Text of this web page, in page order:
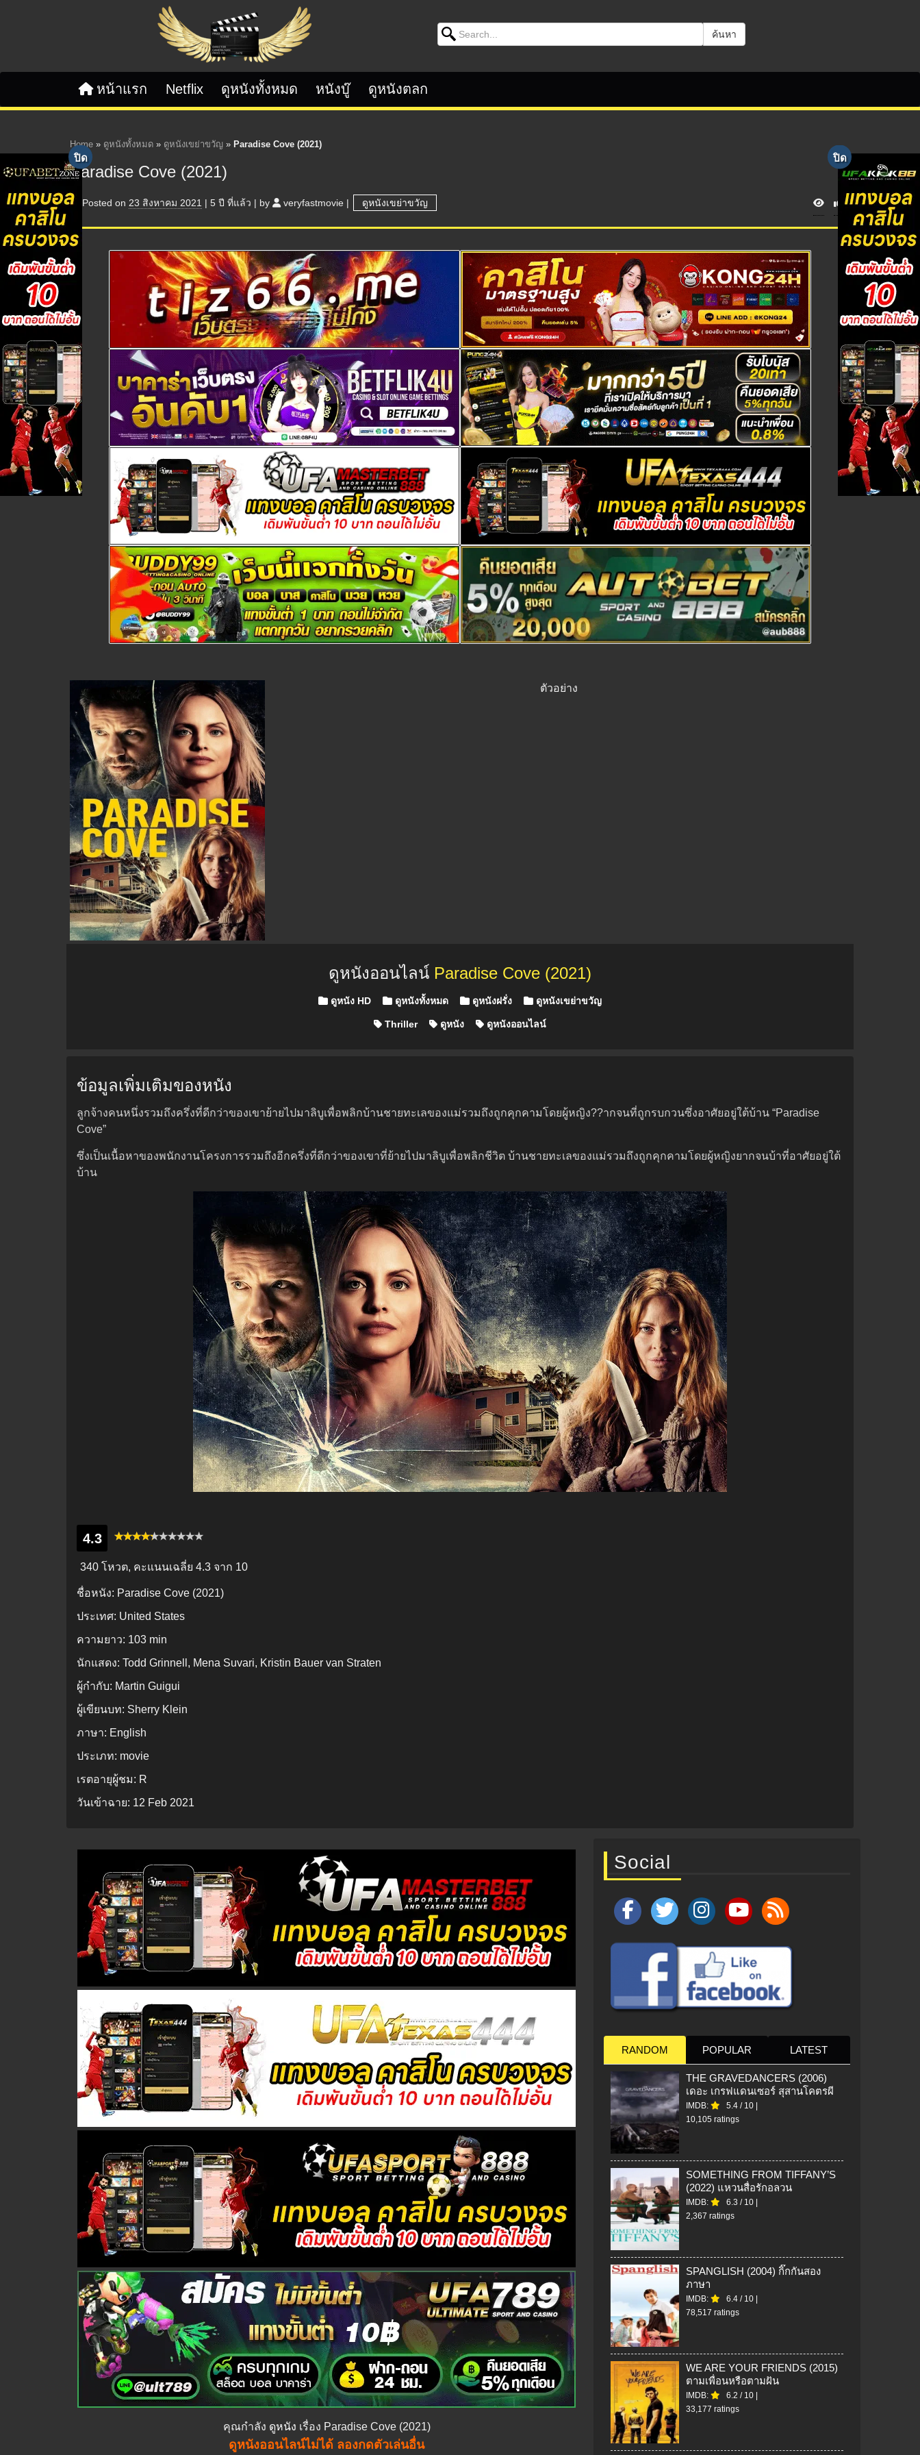
Search for: ค้นหา
หน้าแรก Netflix ดูหนังทั้งหมด หนังบู๊ ดูหนังตลก
Home » ดูหนังทั้งหมด » ดูหนังเขย่าขวัญ » Paradise Cove (2021)
Paradise Cove (2021)
Posted on 23 สิงหาคม 2021 | 5 ปี ที่แล้ว | by veryfastmovie | ดูหนังเขย่าขวัญ V
i
ตัวอย่าง
ดูหนังออนไลน์ Paradise Cove (2021)
Posted in
ดูหนัง HD ดูหนังทั้งหมด ดูหนังฝรั่ง ดูหนังเขย่าขวัญ
Thriller ดูหนัง ดูหนังออนไลน์
ข้อมูลเพิ่มเติมของหนัง
ลูกจ้างคนหนึ่งรวมถึงครึ่งที่ดีกว่าของเขาย้ายไปมาลิบูเพื่อพลิกบ้านชายทะเลของแม่รวมถึงถูกคุกคามโดยผู้หญิง??ากจนที่ถูกรบกวนซึ่งอาศัยอยู่ใต้บ้าน “Paradise
Cove”
ซึ่งเป็นเนื้อหาของพนักงานโครงการรวมถึงอีกครึ่งที่ดีกว่าของเขาที่ย้ายไปมาลิบูเพื่อพลิกชีวิต บ้านชายทะเลของแม่รวมถึงถูกคุกคามโดยผู้หญิงยากจนบ้าที่อาศัยอยู่ใต้
บ้าน
4.3
340 โหวต, คะแนนเฉลี่ย 4.3 จาก 10
ชื่อหนัง: Paradise Cove (2021)
ประเทศ: United States
ความยาว: 103 min
นักแสดง: Todd Grinnell, Mena Suvari, Kristin Bauer van Straten
ผู้กำกับ: Martin Guigui
ผู้เขียนบท: Sherry Klein
ภาษา: English
ประเภท: movie
เรตอายุผู้ชม: R
วันเข้าฉาย: 12 Feb 2021
คุณกำลัง ดูหนัง เรื่อง Paradise Cove (2021)
ดูหนังออนไลน์ไม่ได้ ลองกดตัวเล่นอื่น
Social
RANDOM POPULAR LATEST
THE GRAVEDANCERS (2006)
เดอะ เกรฟแดนเซอร์ สุสานโคตรผี
IMDB: 5.4 / 10
10,105 ratings
SOMETHING FROM TIFFANY’S
(2022) แหวนสื่อรักอลวน
IMDB: 6.3 / 10
2,367 ratings
SPANGLISH (2004) กิ๊กกันสอง
ภาษา
IMDB: 6.4 / 10
78,517 ratings
WE ARE YOUR FRIENDS (2015)
ตามเพื่อนหรือตามฝัน
IMDB: 6.2 / 10
33,177 ratings